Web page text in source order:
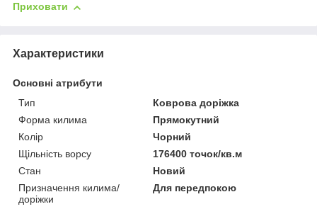
Приховати
Характеристики
Основні атрибути
Тип
Коврова доріжка
Форма килима
Прямокутний
Колір
Чорний
Щільність ворсу
176400 точок/кв.м
Стан
Новий
Призначення килима/
доріжки
Для передпокою